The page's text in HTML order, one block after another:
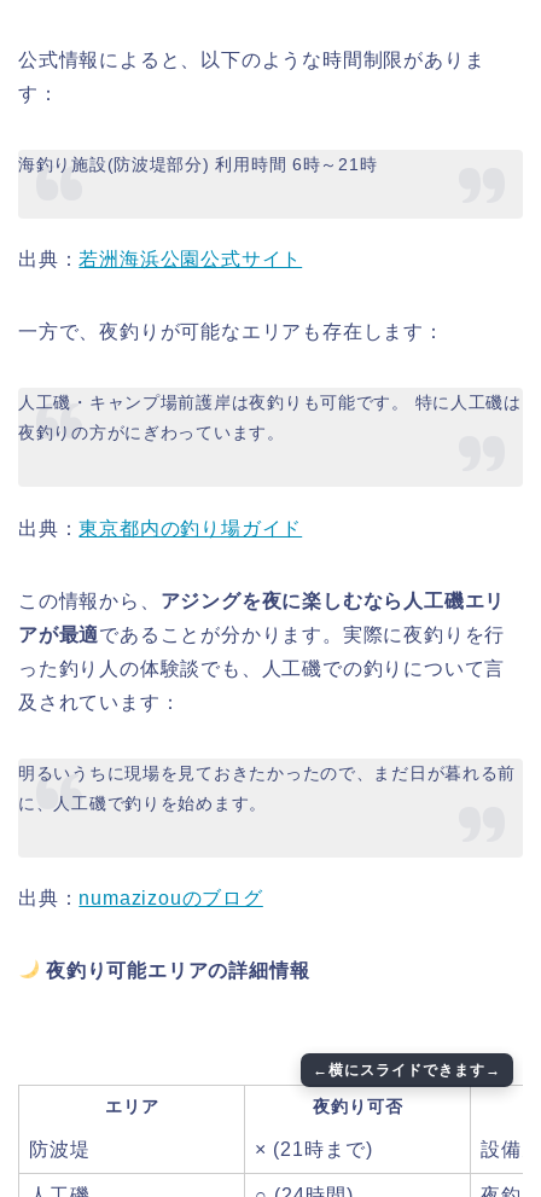
公式情報によると、以下のような時間制限がありま
す：
海釣り施設(防波堤部分) 利用時間 6時～21時
出典：若洲海浜公園公式サイト
一方で、夜釣りが可能なエリアも存在します：
人工磯・キャンプ場前護岸は夜釣りも可能です。 特に人工磯は
夜釣りの方がにぎわっています。
出典：東京都内の釣り場ガイド
この情報から、 アジングを夜に楽しむなら人工磯エリ
アが最適であることが分かります。実際に夜釣りを行
った釣り人の体験談でも、人工磯での釣りについて言
及されています：
明るいうちに現場を見ておきたかったので、まだ日が暮れる前
に、人工磯で釣りを始めます。
出典： numazizouのブログ
夜釣り可能エリアの詳細情報
エリア 夜釣り可否
防波堤 × (21時まで) 設備